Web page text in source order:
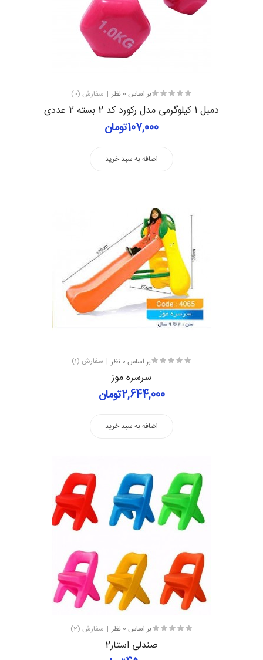
بر اساس 0 نظر سفارش (0)
دمبل 1 کیلوگرمی مدل رکورد کد 2 بسته 2 عددی
107,000تومان
اضافه به سبد خرید
بر اساس 0 نظر سفارش (1)
سرسره موز
2,644,000تومان
اضافه به سبد خرید
بر اساس 0 نظر سفارش (2)
صندلی استار2